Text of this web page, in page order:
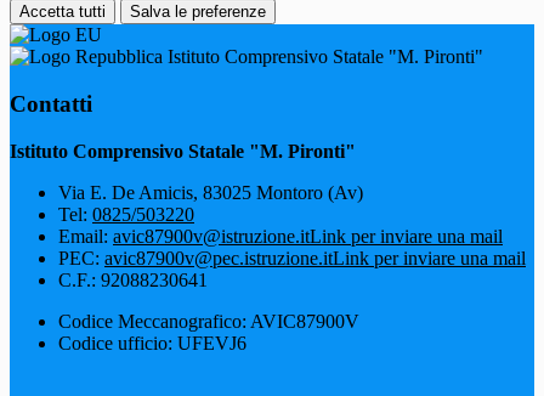
Accetta tutti Salva le preferenze
Istituto Comprensivo Statale "M. Pironti"
Contatti
Istituto Comprensivo Statale "M. Pironti"
Via E. De Amicis, 83025 Montoro (Av)
Tel: 0825/503220
Email: avic87900v@istruzione.itLink per inviare una mail
PEC: avic87900v@pec.istruzione.itLink per inviare una mail
C.F.: 92088230641
Codice Meccanografico: AVIC87900V
Codice ufficio: UFEVJ6